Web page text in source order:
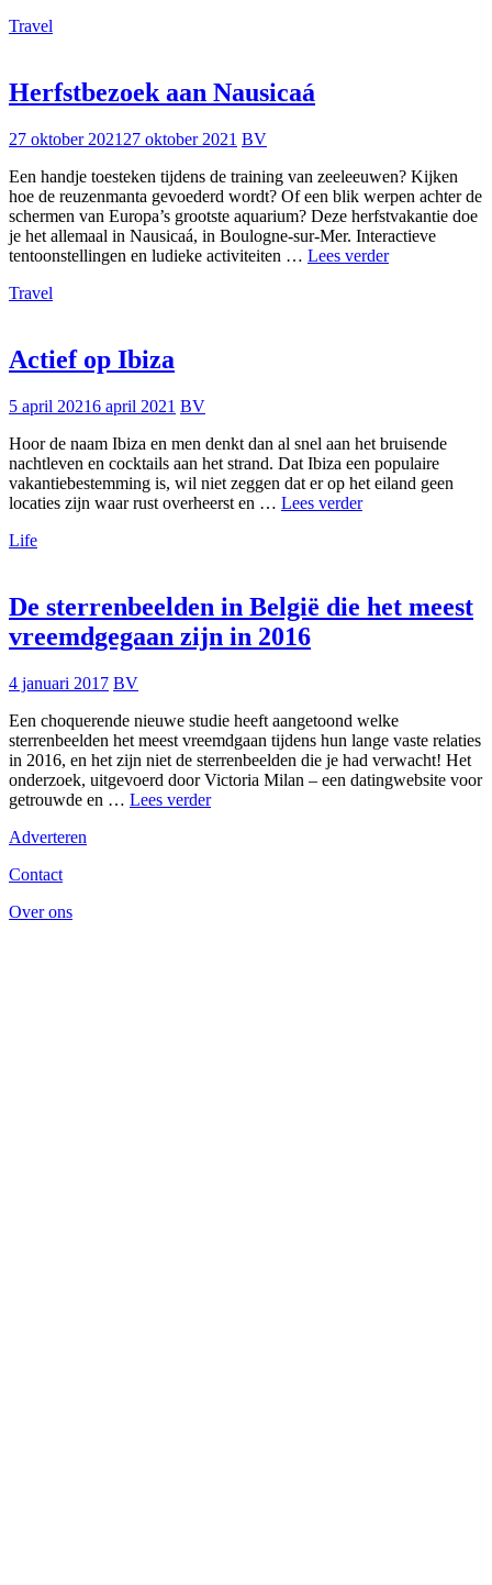
Travel
Herfstbezoek aan Nausicaá
27 oktober 2021 27 oktober 2021 BV
Een handje toesteken tijdens de training van zeeleeuwen? Kijken
hoe de reuzenmanta gevoederd wordt? Of een blik werpen achter de
schermen van Europa’s grootste aquarium? Deze herfstvakantie doe
je het allemaal in Nausicaá, in Boulogne-sur-Mer. Interactieve
tentoonstellingen en ludieke activiteiten … Lees verderHerfstbezoek
Travel
Actief op Ibiza
5 april 20216 april 2021 BV
Hoor de naam Ibiza en men denkt dan al snel aan het bruisende
nachtleven en cocktails aan het strand. Dat Ibiza een populaire
vakantiebestemming is, wil niet zeggen dat er op het eiland geen
locaties zijn waar rust overheerst en … Lees verderActief
Life
De sterrenbeelden in België die het meest
vreemdgegaan zijn in 2016
4 januari 2017 BV
Een choquerende nieuwe studie heeft aangetoond welke
sterrenbeelden het meest vreemdgaan tijdens hun lange vaste relaties
in 2016, en het zijn niet de sterrenbeelden die je had verwacht! Het
onderzoek, uitgevoerd door Victoria Milan – een datingwebsite voor
getrouwde en … Lees verderDe
Adverteren
Contact
Over ons